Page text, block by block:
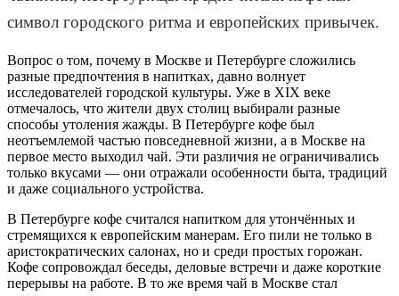
символ городского ритма и европейских привычек.
Вопрос о том, почему в Москве и Петербурге сложились
разные предпочтения в напитках, давно волнует
исследователей городской культуры. Уже в XIX веке
отмечалось, что жители двух столиц выбирали разные
способы утоления жажды. В Петербурге кофе был
неотъемлемой частью повседневной жизни, а в Москве на
первое место выходил чай. Эти различия не ограничивались
только вкусами — они отражали особенности быта, традиций
и даже социального устройства.
В Петербурге кофе считался напитком для утончённых и
стремящихся к европейским манерам. Его пили не только в
аристократических салонах, но и среди простых горожан.
Кофе сопровождал беседы, деловые встречи и даже короткие
перерывы на работе. В то же время чай в Москве стал